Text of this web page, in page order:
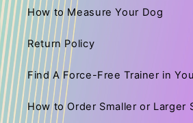
How to Measure Your Dog
Return Policy
Find A Force-Free Trainer in
How to Order Smaller or Larger